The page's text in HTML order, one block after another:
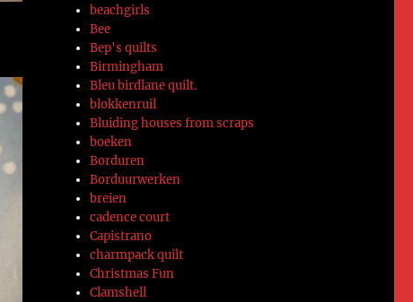
beachgirls
Bee
Bep's quilts
Birmingham
Bleu birdlane quilt.
blokkenruil
Bluiding houses from scraps
boeken
Borduren
Borduurwerken
breien
cadence court
Capistrano
charmpack quilt
Christmas Fun
Clamshell